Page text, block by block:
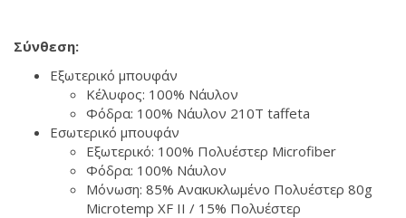
Σύνθεση:
Εξωτερικό μπουφάν
Κέλυφος: 100% Νάυλον
Φόδρα: 100% Νάυλον 210T taffeta
Εσωτερικό μπουφάν
Εξωτερικό: 100% Πολυέστερ Microfiber
Φόδρα: 100% Νάυλον
Μόνωση: 85% Ανακυκλωμένο Πολυέστερ 80g
Microtemp XF II / 15% Πολυέστερ